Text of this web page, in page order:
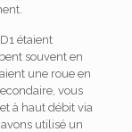
étaient
souvent en
une roue en
vous
à haut débit via
utilisé un